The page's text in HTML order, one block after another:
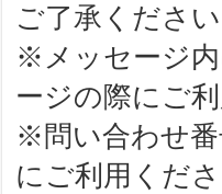
ご了承ください
※メッセージ
ージの際にご利
※問い合わせ番
にご利用くださ